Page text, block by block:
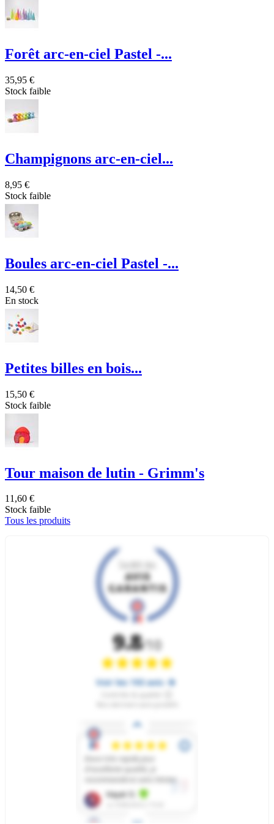
Forêt arc-en-ciel Pastel -...
35,95 €
Stock faible
Champignons arc-en-ciel...
8,95 €
Stock faible
Boules arc-en-ciel Pastel -...
14,50 €
En stock
Petites billes en bois...
15,50 €
Stock faible
Tour maison de lutin - Grimm's
11,60 €
Stock faible
Tous les produits